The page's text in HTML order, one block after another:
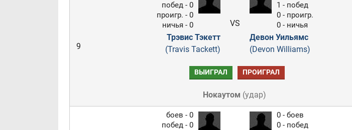
9
побед - 0
проигр. - 0
ничья - 0
Трэвис Тэкетт
(Travis Tackett)
VS
1 - побед
0 - проигр.
0 - ничья
Девон Уильямс
(Devon Williams)
ВЫИГРАЛ ПРОИГРАЛ
Нокаутом (удар)
боев - 0
побед - 0
0 - боев
0 - побед